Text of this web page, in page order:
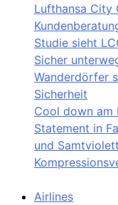
Lufthansa City
Studie sieht
Sicher
Wanderdörfer
Sicherheit
Cool down am
Statement in
und
Airlines